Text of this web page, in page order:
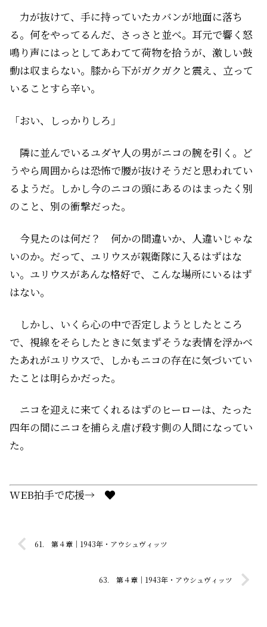
力が抜けて、手に持っていたカバンが地面に落ち
る。何をやってるんだ、さっさと並べ。耳元で響く怒
鳴り声にはっとしてあわてて荷物を拾うが、激しい鼓
動は収まらない。膝から下がガクガクと震え、立って
いることすら辛い。
「おい、しっかりしろ」
隣に並んでいるユダヤ人の男がニコの腕を引く。ど
うやら周囲からは恐怖で腰が抜けそうだと思われてい
るようだ。しかし今のニコの頭にあるのはまったく別
のこと、別の衝撃だった。
今見たのは何だ？ 何かの間違いか、人違いじゃな
いのか。だって、ユリウスが親衛隊に入るはずはな
い。ユリウスがあんな格好で、こんな場所にいるはず
はない。
しかし、いくら心の中で否定しようとしたところ
で、視線をそらしたときに気まずそうな表情を浮かべ
たあれがユリウスで、しかもニコの存在に気づいてい
たことは明らかだった。
ニコを迎えに来てくれるはずのヒーローは、たった
四年の間にニコを捕らえ虐げ殺す側の人間になってい
た。
WEB拍手で応援→
61. 第４章｜1943年・アウシュヴィッツ
63. 第４章｜1943年・アウシュヴィッツ